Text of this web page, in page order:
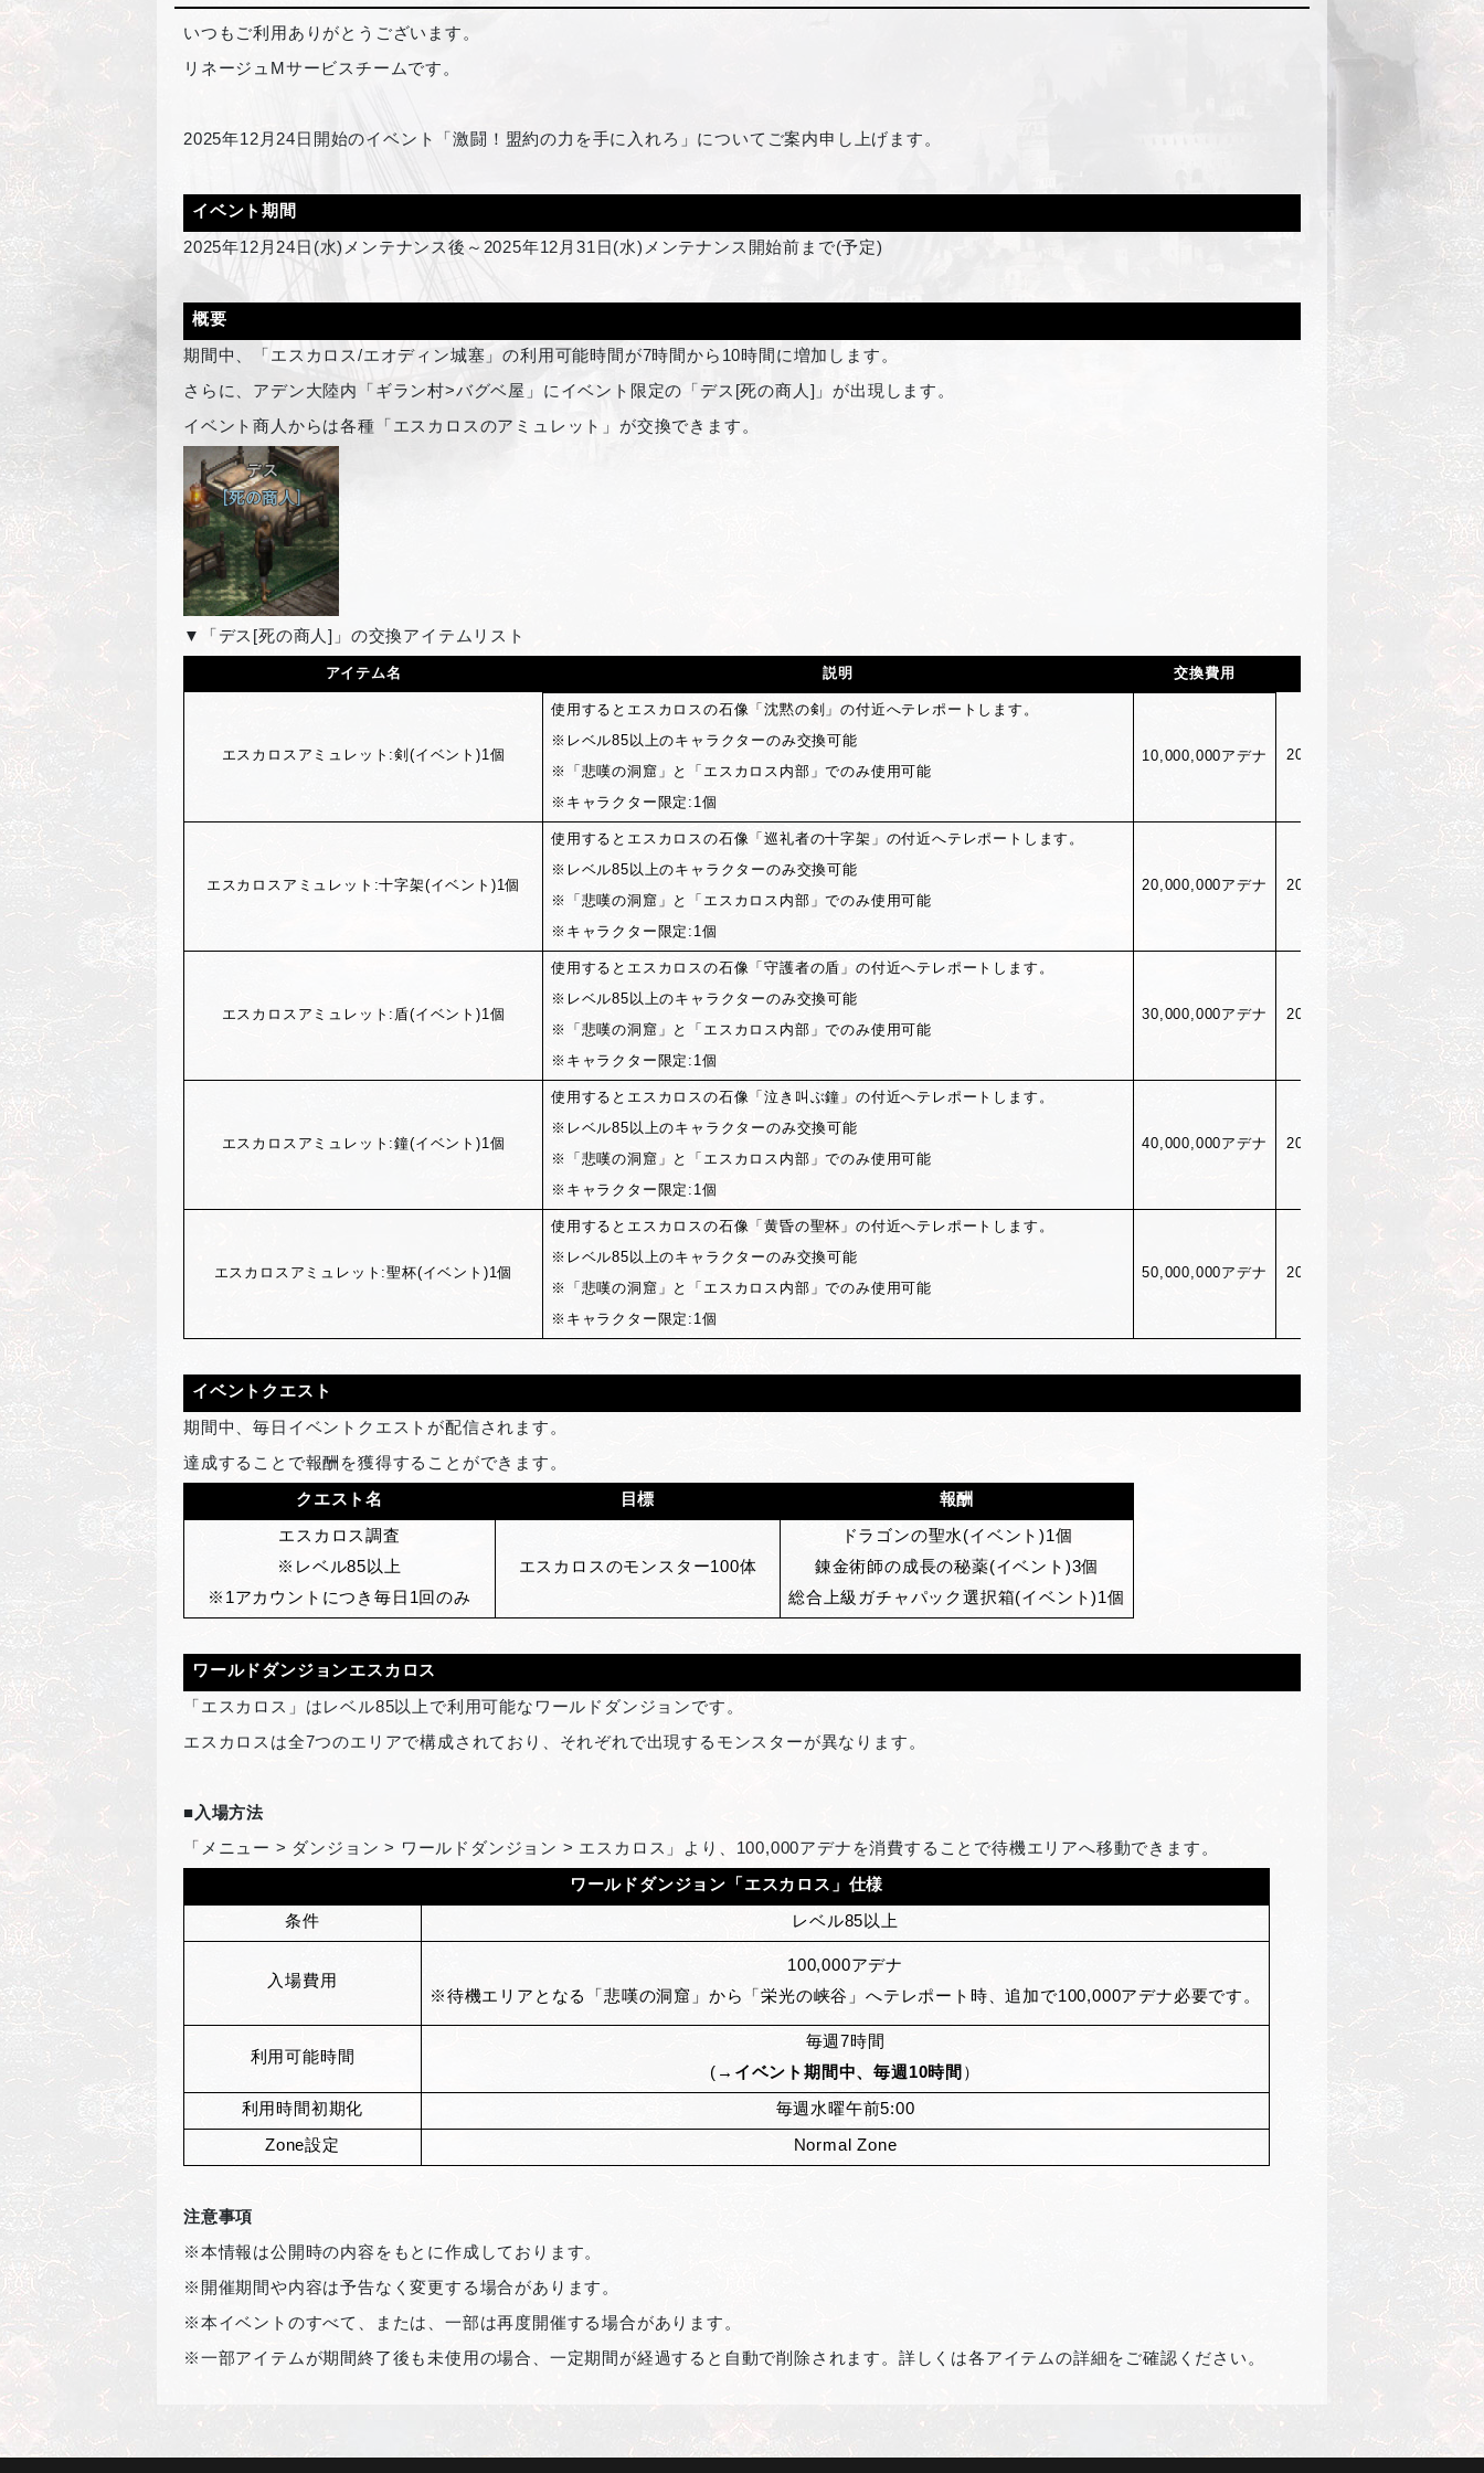
いつもご利用ありがとうございます。
リネージュMサービスチームです。
2025年12月24日開始のイベント「激闘！盟約の力を手に入れろ」についてご案内申し上げます。
イベント期間
2025年12月24日(水)メンテナンス後～2025年12月31日(水)メンテナンス開始前まで(予定)
概要
期間中、「エスカロス/エオディン城塞」の利用可能時間が7時間から10時間に増加します。
さらに、アデン大陸内「ギラン村>バグベ屋」にイベント限定の「デス[死の商人]」が出現します。
イベント商人からは各種「エスカロスのアミュレット」が交換できます。
▼「デス[死の商人]」の交換アイテムリスト
アイテム名 説明 交換費用
エスカロスアミュレット:剣(イベント)1個
使用するとエスカロスの石像「沈黙の剣」の付近へテレポートします。
※レベル85以上のキャラクターのみ交換可能
※「悲嘆の洞窟」と「エスカロス内部」でのみ使用可能
※キャラクター限定:1個
10,000,000アデナ 2025/12/31( 水)05:00
エスカロスアミュレット:十字架(イベント)1個
使用するとエスカロスの石像「巡礼者の十字架」の付近へテレポートします。
※レベル85以上のキャラクターのみ交換可能
※「悲嘆の洞窟」と「エスカロス内部」でのみ使用可能
※キャラクター限定:1個
20,000,000アデナ 2025/12/31( 水)05:00
エスカロスアミュレット:盾(イベント)1個
使用するとエスカロスの石像「守護者の盾」の付近へテレポートします。
※レベル85以上のキャラクターのみ交換可能
※「悲嘆の洞窟」と「エスカロス内部」でのみ使用可能
※キャラクター限定:1個
30,000,000アデナ 2025/12/31( 水)05:00
エスカロスアミュレット:鐘(イベント)1個
使用するとエスカロスの石像「泣き叫ぶ鐘」の付近へテレポートします。
※レベル85以上のキャラクターのみ交換可能
※「悲嘆の洞窟」と「エスカロス内部」でのみ使用可能
※キャラクター限定:1個
40,000,000アデナ 2025/12/31( 水)05:00
エスカロスアミュレット:聖杯(イベント)1個
使用するとエスカロスの石像「黄昏の聖杯」の付近へテレポートします。
※レベル85以上のキャラクターのみ交換可能
※「悲嘆の洞窟」と「エスカロス内部」でのみ使用可能
※キャラクター限定:1個
50,000,000アデナ 2025/12/31(
イベントクエスト
期間中、毎日イベントクエストが配信されます。
達成することで報酬を獲得することができます。
クエスト名 目標 報酬
エスカロス調査
※レベル85以上
※1アカウントにつき毎日1回のみ
エスカロスのモンスター100体
ドラゴンの聖水(イベント)1個
錬金術師の成長の秘薬(イベント)3個
総合上級ガチャパック選択箱(イベント)1個
ワールドダンジョンエスカロス
「エスカロス」はレベル85以上で利用可能なワールドダンジョンです。
エスカロスは全7つのエリアで構成されており、それぞれで出現するモンスターが異なります。
■入場方法
「メニュー > ダンジョン > ワールドダンジョン > エスカロス」より、100,000アデナを消費することで待機エリアへ移動できます。
ワールドダンジョン「エスカロス」仕様
条件 レベル85以上
入場費用
100,000アデナ
※待機エリアとなる「悲嘆の洞窟」から「栄光の峡谷」へテレポート時、追加で100,000アデナ必要です。
利用可能時間
毎週7時間
( →イベント期間中、毎週10時間 ）
利用時間初期化 毎週水曜午前5:00
Zone設定 Normal Zone
注意事項
※本情報は公開時の内容をもとに作成しております。
※開催期間や内容は予告なく変更する場合があります。
※本イベントのすべて、または、一部は再度開催する場合があります。
※一部アイテムが期間終了後も未使用の場合、一定期間が経過すると自動で削除されます。詳しくは各アイテムの詳細をご確認ください。